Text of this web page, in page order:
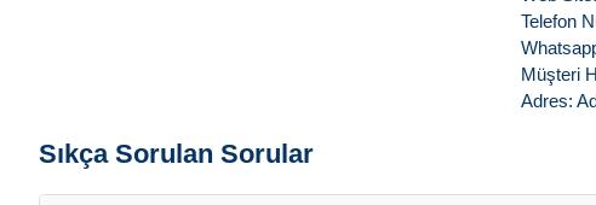
Telefon
Müşteri
Adres:
Sıkça Sorulan Sorular